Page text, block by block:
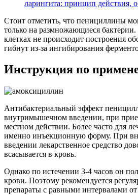
ларингита: принцип действия,
Стоит отметить, что пенициллины
только на размножающиеся
клетках не происходит построения
гибнут из-за ингибирования
Инструкция по
Антибактериальный эффект
внутримышечном введении, при
местном действии. Более часто для
именно инъекционную форму. При
введении лекарственное средство
всасывается в кровь.
Однако по истечении 3-4 часов он
крови. Поэтому рекомендуется
препараты с равными интервалами от